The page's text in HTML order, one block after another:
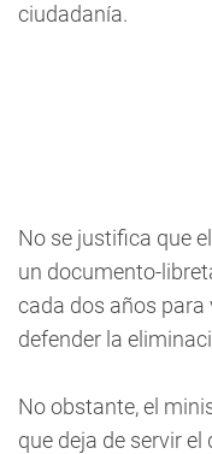
ciudadanía.
No se justifica que
un documento-
cada dos años para
defender la
No obstante, el
que deja de servir el